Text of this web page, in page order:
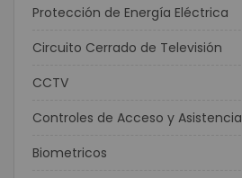
Protección de Energía Eléctrica
Circuito Cerrado de Televisión
CCTV
Controles de Acceso y Asistencia
Biometricos